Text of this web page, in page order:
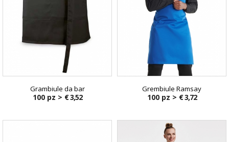
Grambiule da bar
100 pz > € 3,52
Grembiule Ramsay
100 pz > € 3,72